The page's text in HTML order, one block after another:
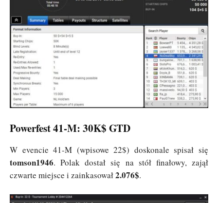
Powerfest 41-M: 30K$ GTD
W evencie 41-M (wpisowe 22$) doskonale spisał się
tomson1946. Polak dostał się na stół finałowy, zajął
czwarte miejsce i zainkasował2.076$.